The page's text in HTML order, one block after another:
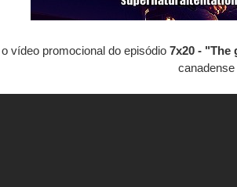
vídeo promocional do episódio7x20 -